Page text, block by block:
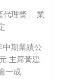
代理獎」 業
中期業績公
主席黃建
一成